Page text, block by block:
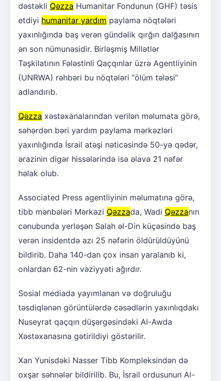
dəstəkli Qəzza Humanitar Fondunun (GHF) təsis
etdiyi humanitar yardım paylama nöqtələri
yaxınlığında baş verən gündəlik qırğın dalğasının
ən son nümunəsidir. Birləşmiş Millətlər
Təşkilatının Fələstinli Qaçqınlar üzrə Agentliyinin
(UNRWA) rəhbəri bu nöqtələri “ölüm tələsi”
adlandırıb.
Qəzza xəstəxanalarından verilən məlumata görə,
səhərdən bəri yardım paylama mərkəzləri
yaxınlığında İsrail atəşi nəticəsində 50-yə qədər,
ərazinin digər hissələrində isə əlavə 21 nəfər
həlak olub.
Associated Press agentliyinin məlumatına görə,
tibb mənbələri Mərkəzi Qəzzada, Wadi Qəzzanın
cənubunda yerləşən Salah əl-Din küçəsində baş
verən insidentdə azı 25 nəfərin öldürüldüyünü
bildirib. Daha 140-dan çox insan yaralanıb ki,
onlardan 62-nin vəziyyəti ağırdır.
Sosial mediada yayımlanan və doğruluğu
təsdiqlənən görüntülərdə cəsədlərin yaxınlıqdakı
Nuseyrat qaçqın düşərgəsindəki Al-Awda
Xəstəxanasına gətirildiyi göstərilir.
Xan Yunisdəki Nasser Tibb Kompleksindən də
oxşar səhnələr bildirilib. Bu, İsrail ordusunun Al-